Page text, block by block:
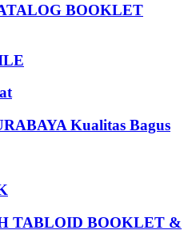
BOOKLET
Kualitas Bagus
TABLOID BOOKLET &